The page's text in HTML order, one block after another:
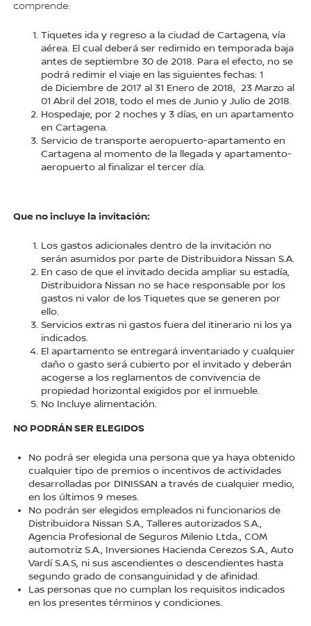
comprende:
Tiquetes ida y regreso a la ciudad de Cartagena, vía
aérea. El cual deberá ser redimido en temporada baja
antes de septiembre 30 de 2018. Para el efecto, no se
podrá redimir el viaje en las siguientes fechas: 1
de Diciembre de 2017 al 31 Enero de 2018, 23 Marzo al
01 Abril del 2018, todo el mes de Junio y Julio de 2018.
Hospedaje, por 2 noches y 3 días, en un apartamento
en Cartagena.
Servicio de transporte aeropuerto-apartamento en
Cartagena al momento de la llegada y apartamento-
aeropuerto al finalizar el tercer día.
Que no incluye la invitación:
Los gastos adicionales dentro de la invitación no
serán asumidos por parte de Distribuidora Nissan S.A.
En caso de que el invitado decida ampliar su estadía,
Distribuidora Nissan no se hace responsable por los
gastos ni valor de los Tiquetes que se generen por
ello.
Servicios extras ni gastos fuera del itinerario ni los ya
indicados.
El apartamento se entregará inventariado y cualquier
daño o gasto será cubierto por el invitado y deberán
acogerse a los reglamentos de convivencia de
propiedad horizontal exigidos por el inmueble.
No Incluye alimentación.
NO PODRÁN SER ELEGIDOS
No podrá ser elegida una persona que ya haya obtenido
cualquier tipo de premios o incentivos de actividades
desarrolladas por DINISSAN a través de cualquier medio,
en los últimos 9 meses.
No podrán ser elegidos empleados ni funcionarios de
Distribuidora Nissan S.A., Talleres autorizados S.A.,
Agencia Profesional de Seguros Milenio Ltda., COM
automotriz S.A., Inversiones Hacienda Cerezos S.A., Auto
Vardí S.A.S, ni sus ascendientes o descendientes hasta
segundo grado de consanguinidad y de afinidad.
Las personas que no cumplan los requisitos indicados
en los presentes términos y condiciones.